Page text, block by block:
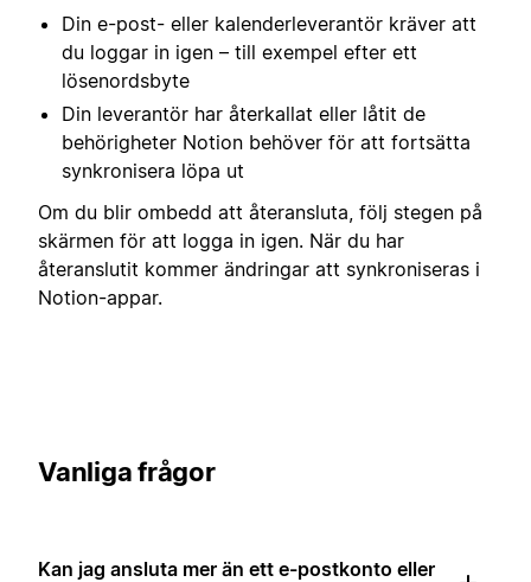
Din e-post- eller kalenderleverantör kräver att
du loggar in igen – till exempel efter ett
lösenordsbyte
Din leverantör har återkallat eller låtit de
behörigheter Notion behöver för att fortsätta
synkronisera löpa ut
Om du blir ombedd att återansluta, följ stegen på
skärmen för att logga in igen. När du har
återanslutit kommer ändringar att synkroniseras i
Notion-appar.
Vanliga frågor
Kan jag ansluta mer än ett e-postkonto eller